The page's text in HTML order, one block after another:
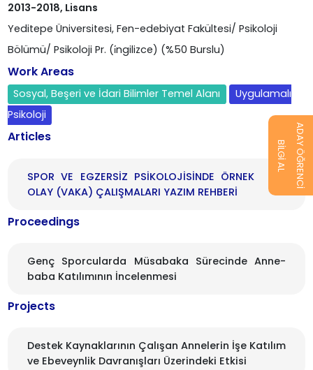
2013-2018, Lisans
Yeditepe Üniversitesi, Fen-edebiyat Fakültesi/ Psikoloji
Bölümü/ Psikoloji Pr. (i̇ngilizce) (%50 Burslu)
Work Areas
Sosyal, Beşeri ve İdari Bilimler Temel Alanı
Uygulamalı
Psikoloji
Articles
SPOR VE EGZERSİZ PSİKOLOJİSİNDE ÖRNEK
OLAY (VAKA) ÇALIŞMALARI YAZIM REHBERİ
Proceedings
Genç Sporcularda Müsabaka Sürecinde Anne-
baba Katılımının İncelenmesi
Projects
Destek Kaynaklarının Çalışan Annelerin İşe Katılım
ve Ebeveynlik Davranışları Üzerindeki Etkisi
BİLGİ AL ADAY ÖĞRENCİ